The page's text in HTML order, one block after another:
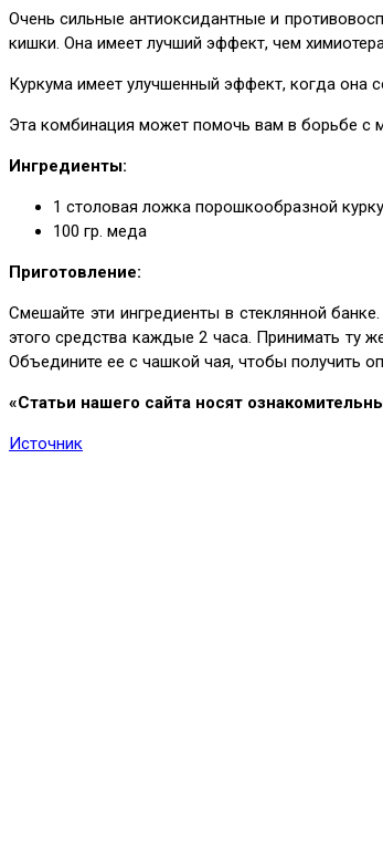
Очень сильные антиоксидантные и
кишки. Она имеет лучший эффект, чем
Куркума имеет улучшенный эффект, когда она
Эта комбинация может помочь вам в борьбе с
Ингредиенты:
1 столовая ложка порошкообразной
100 гр. меда
Приготовление:
Смешайте эти ингредиенты в стеклянной
этого средства каждые 2 часа. Принимать ту
Объедините ее с чашкой чая, чтобы получить
«Статьи нашего сайта носят
Источник